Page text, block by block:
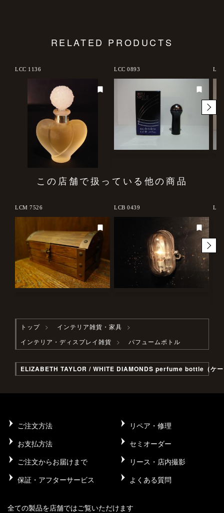
RELATED PRODUCTS
LCC 1136 LCC 0893
この店舗で扱っている他の商品
LCM 7526 LCB 0439
トップ
インテリア雑貨・家具
インテリア・ディスプレイ雑貨
パフュームボトル
ELIZABETH TAYLOR / WHITE DIAMONDS perfume bottle（ケー
ご注文方法
リペア・修理
お支払方法
セミオーダー
ご注文からお届けまで
リース・店内撮影
保証・アフターサービス
よくある質問
全ての製品を店舗ではご覧いただけます